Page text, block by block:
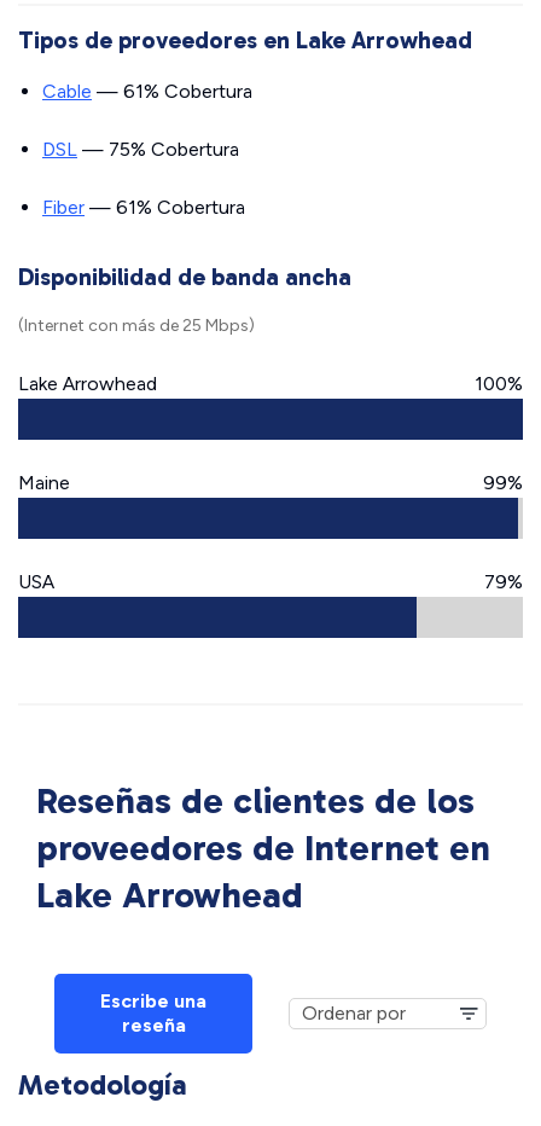
Tipos de proveedores en Lake Arrowhead
Cable — 61% Cobertura
DSL — 75% Cobertura
Fiber — 61% Cobertura
Disponibilidad de banda ancha
(Internet con más de 25 Mbps)
Lake Arrowhead 100%
Maine 99%
USA 79%
Reseñas de clientes de los
proveedores de Internet en
Lake Arrowhead
Escribe una
reseña
Metodología